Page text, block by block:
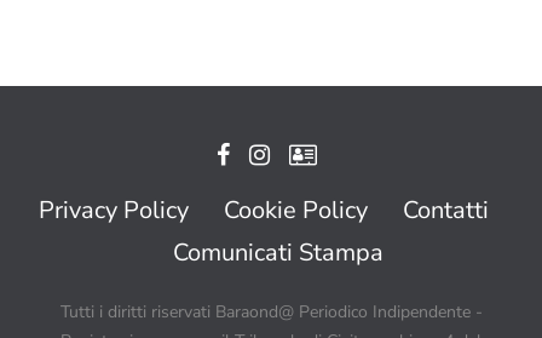
Privacy Policy Cookie Policy
Contatti
Comunicati Stampa
Tutti i diritti riservati Baraond@ Periodico Indipendente -